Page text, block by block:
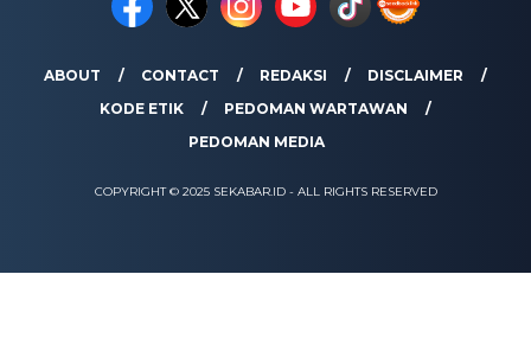
ABOUT CONTACT REDAKSI
DISCLAIMER
KODE ETIK
PEDOMAN WARTAWAN
PEDOMAN MEDIA
COPYRIGHT © 2025 SEKABAR.ID - ALL RIGHTS RESERVED